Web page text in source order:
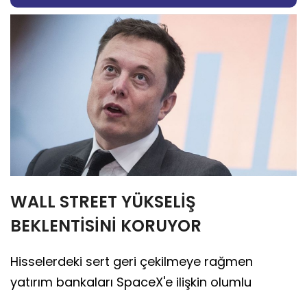
WALL STREET YÜKSELİŞ
BEKLENTİSİNİ KORUYOR
Hisselerdeki sert geri çekilmeye rağmen
yatırım bankaları SpaceX'e ilişkin olumlu